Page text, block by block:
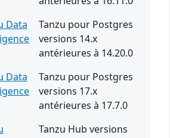
Data
Tanzu pour Postgres
versions 14.x
antérieures à 14.20.0
Data
Tanzu pour Postgres
versions 17.x
antérieures à 17.7.0
Tanzu Hub versions